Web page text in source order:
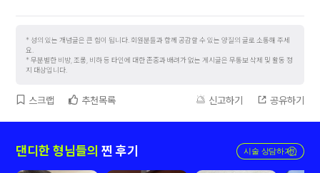
성의 있는 개념글은 큰 힘이 됩니다. 회원분들과 함께 공감할 수 있는 양질의 글로 소통해 주세
요.
무분별한 비방, 조롱, 비하 등 타인에 대한 존중과 배려가 없는 게시글은 무통보 삭제 및 활동 정
지 대상입니다.
스크랩 추천목록 신고하기 공유하기
댄디한 형님들의 찐 후기